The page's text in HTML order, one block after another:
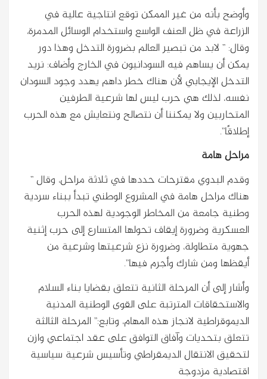
وأوضح بأنه من غير الممكن توقع انتاجية عالية في
الزراعة في ظل العنف الواسع واستخدام الوسائل المدمرة،
وقال: ” لابد من تبصير العالم بضرورة التدخل وهذا دور
يمكن أن يساهم فيه السودانيون في الخارج وأضاف: نريد
التدخل الإيجابي لأن هناك خطر داهم يهدد وجود السودان
نفسه، لذلك هي حرب ليس لها شرعية الطرفين
المتحاربين ولا يمكننا أن نتصالح ونتعايش مع هذه الحرب
إطلاقًا”.
مراحل هامة
وقدم البدوي مقترحات حددها في ثلاثة مراحل، وقال ”
هناك مراحل هامة في المشروع الوطني تبدأ ببناء سردية
وطنية جامعة من المخاطر الوجودية لهذه الحرب
العسكرية وضرورة إيقاف تحولها المتسارع إلى حرب إثنية
جهوية متطاولة، وضرورة نزع شرعيتها وشرعية من
أيقظها ومن شارك وأجرم فيها”.
وأشار إلى أن المرحلة الثانية تتعلق بقضايا بناء السلام
والاستحقاقات المترتبة على القوى الوطنية المدنية
الديموقراطية لانجاز هذه المهام، وتابع:” المرحلة الثالثة
تتعلق بتحديات وآفاق التوافق على عقد اجتماعي وازن
لتحقيق الانتقال الديمقراطي وتأسيس شرعية سياسية
اقتصادية مزدوجة